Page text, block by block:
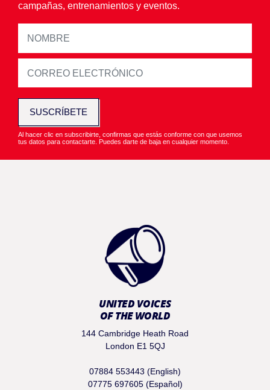
campañas, entrenamientos y eventos.
SUSCRÍBETE
Al hacer clic en subscribirte, confirmas que estás conforme con que usemos
tus datos para contactarte. Puedes darte de baja en cualquier momento.
UNITED VOICES
OF THE WORLD
144 Cambridge Heath Road
London E1 5QJ
07884 553443 (English)
07775 697605 (Español)